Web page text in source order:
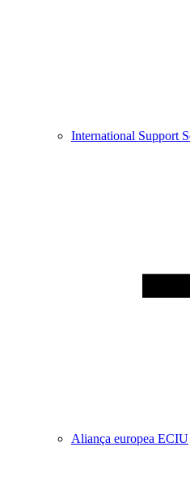
International Support
Aliança europea ECIU